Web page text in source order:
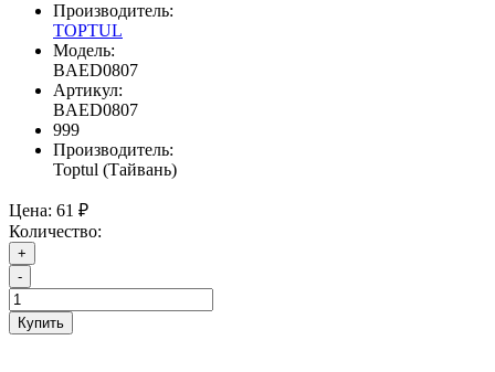
Производитель:
TOPTUL
Модель:
BAED0807
Артикул:
BAED0807
999
Производитель:
Toptul (Тайвань)
Цена: 61 ₽
Количество:
+
-
Купить